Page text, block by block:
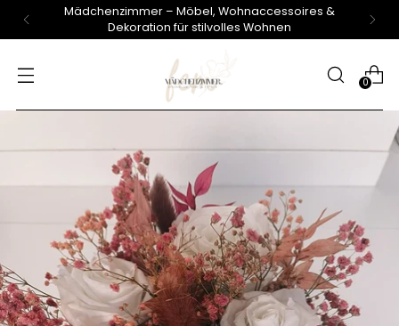
Mädchenzimmer – Möbel, Wohnaccessoires &
Dekoration für stilvolles Wohnen
0